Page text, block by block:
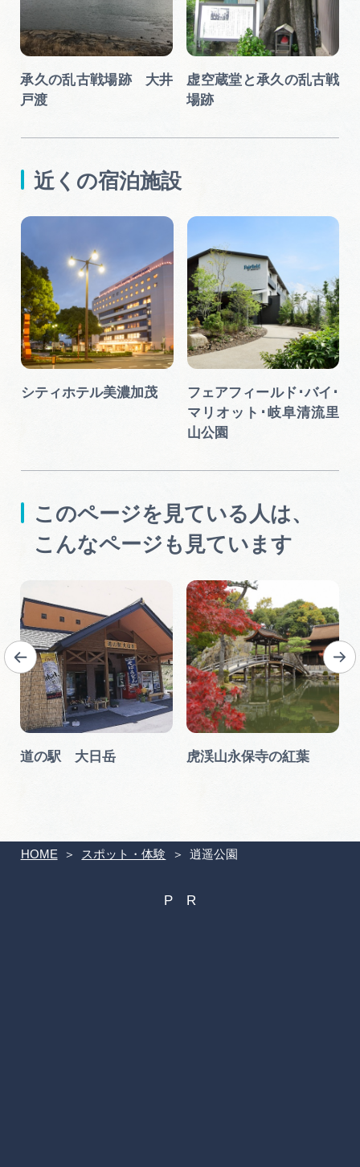
HOME スポット・体験 逍遥公園
承久の乱古戦場跡 大井
戸渡
虚空蔵堂と承久の乱古戦
場跡
近くの宿泊施設
シティホテル美濃加茂
フェアフィールド･バイ･
マリオット･岐阜清流里
山公園
このページを見ている人は、
こんなページも見ています
道の駅 大日岳 虎渓山永保寺の紅葉